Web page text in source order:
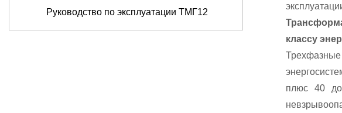
классу
плюс 40
Руководство по эксплуатации ТМГ12